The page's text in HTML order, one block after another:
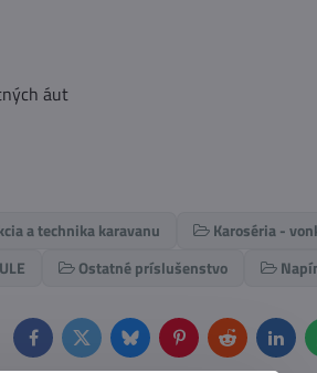
áut
a technika karavanu Karoséria -
Ostatné príslušenstvo
FacebookTwitterBlueskyPinterestReddit